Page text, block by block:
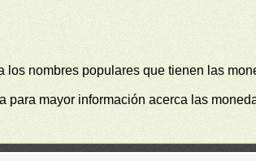
los nombres populares que tienen las
para mayor información acerca las